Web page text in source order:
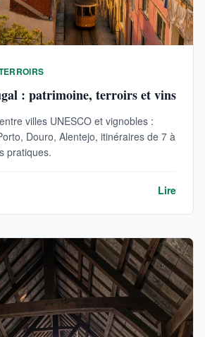
: patrimoine, terroirs et vins
villes UNESCO et vignobles :
Douro, Alentejo, itinéraires de 7 à
pratiques.
Lire